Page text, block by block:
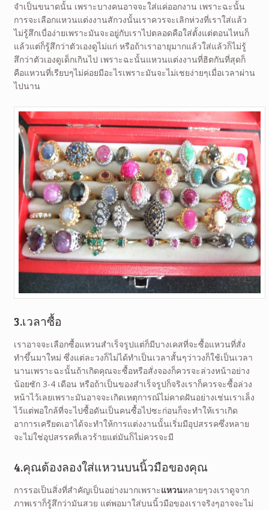
จำเป็นขนาดนั้น เพราะบางคนอาจจะใส่แค่ออกงาน เพราะฉะนั้น
การจะเลือกแหวนแต่งงานสักวงนั้นเราควรจะเลิกห่วงที่เราใส่แล้ว
ไม่รู้สึกเบื่อง่ายเพราะมันจะอยู่กับเราไปตลอดคือใส่ตั้งแต่ตอนไหนก็
แล้วแต่ก็รู้สึกว่าตัวเองดูไม่แก่ หรือถ้าเราอายุมากแล้วใส่แล้วก็ไม่รู้
สึกว่าตัวเองดูเด็กเกินไป เพราะฉะนั้นแหวนแต่งงานที่ฮิตกันที่สุดก็
คือแหวนที่เรียบๆไม่ค่อยมีอะไรเพราะมันจะไม่เชยง่ายๆเมื่อเวลาผ่าน
ไปนาน
3.เวลาซื้อ
เราอาจจะเลือกซื้อแหวนสำเร็จรูปแต่ก็มีบางเคสที่จะซื้อแหวนที่สั่ง
ทำขึ้นมาใหม่ ซึ่งแต่ละวงก็ไม่ได้ทำเป็นเวลาสั้นๆว่าวงก็ใช้เป็นเวลา
นานเพราะฉะนั้นถ้าเกิดคุณจะซื้อหรือสั่งจองก็ควรจะล่วงหน้าอย่าง
น้อยซัก 3-4 เดือน หรือถ้าเป็นของสำเร็จรูปก็จริงเราก็ควรจะซื้อล่วง
หน้าไว้เลยเพราะมันอาจจะเกิดเหตุการณ์ไม่คาดฝันอย่างเช่นเราเล็ง
ไว้แต่พอใกล้ที่จะไปซื้อดันเป็นคนซื้อไปซะก่อนก็จะทำให้เราเกิด
อาการเครียดเอาได้จะทำให้การแต่งงานนั้นเริ่มมีอุปสรรคซึ่งหลาย
จะไม่ใช่อุปสรรคที่เลวร้ายแต่มันก็ไม่ควรจะมี
4.คุณต้องลองใส่แหวนบนนิ้วมือของคุณ
การรอเป็นสิ่งที่สำคัญเป็นอย่างมากเพราะแหวนหลายๆวงเราดูจาก
ภาพเราก็รู้สึกว่ามันสวย แต่พอมาใส่บนนิ้วมือของเราจริงๆอาจจะไม่